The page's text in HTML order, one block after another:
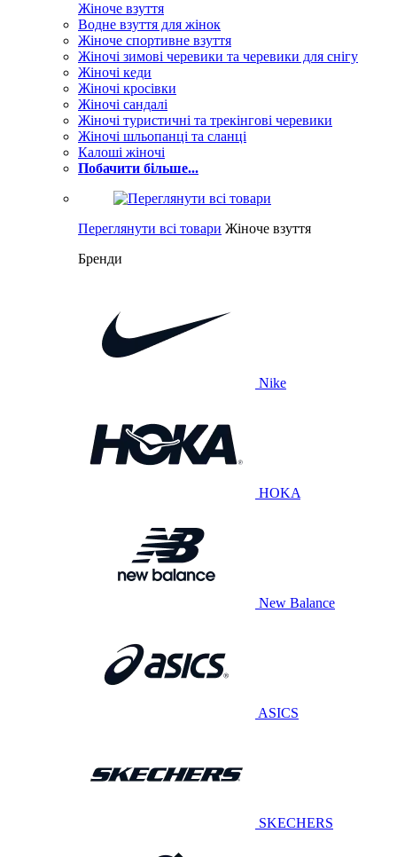
Жіноче взуття
Водне взуття для жінок
Жіноче спортивне взуття
Жіночі зимові черевики та черевики для снігу
Жіночі кеди
Жіночі кросівки
Жіночі сандалі
Жіночі туристичні та трекінгові черевики
Жіночі шльопанці та сланці
Калоші жіночі
Побачити більше...
Переглянути всі товари Жіноче взуття
Бренди
Nike
HOKA
New Balance
ASICS
SKECHERS